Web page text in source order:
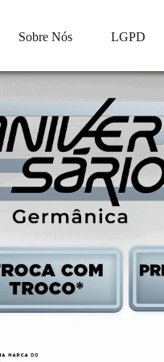
Sobre Nós LGPD